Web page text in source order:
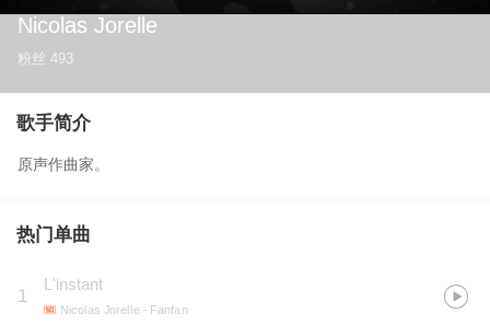
Nicolas Jorelle
粉丝 493
歌手简介
原声作曲家。
热门单曲
1
L'instant
Nicolas Jorelle - Fanfan